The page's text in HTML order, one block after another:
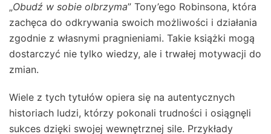
„Obudź w sobie olbrzyma” Tony’ego Robinsona, która
zachęca do odkrywania swoich możliwości i działania
zgodnie z własnymi pragnieniami. Takie książki mogą
dostarczyć nie tylko wiedzy, ale i trwałej motywacji do
zmian.
Wiele z tych tytułów opiera się na autentycznych
historiach ludzi, którzy pokonali trudności i osiągnęli
sukces dzięki swojej wewnętrznej sile. Przykłady